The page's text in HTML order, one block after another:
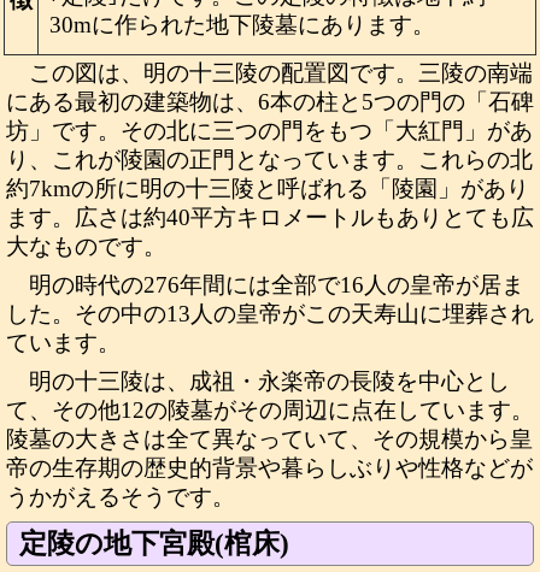
30mに作られた地下陵墓にあります。
この図は、明の十三陵の配置図です。三陵の南端
にある最初の建築物は、6本の柱と5つの門の「石碑
坊」です。その北に三つの門をもつ「大紅門」があ
り、これが陵園の正門となっています。これらの北
約7kmの所に明の十三陵と呼ばれる「陵園」があり
ます。広さは約40平方キロメートルもありとても広
大なものです。
明の時代の276年間には全部で16人の皇帝が居ま
した。その中の13人の皇帝がこの天寿山に埋葬され
ています。
明の十三陵は、成祖・永楽帝の長陵を中心とし
て、その他12の陵墓がその周辺に点在しています。
陵墓の大きさは全て異なっていて、その規模から皇
帝の生存期の歴史的背景や暮らしぶりや性格などが
うかがえるそうです。
定陵の地下宮殿(棺床)